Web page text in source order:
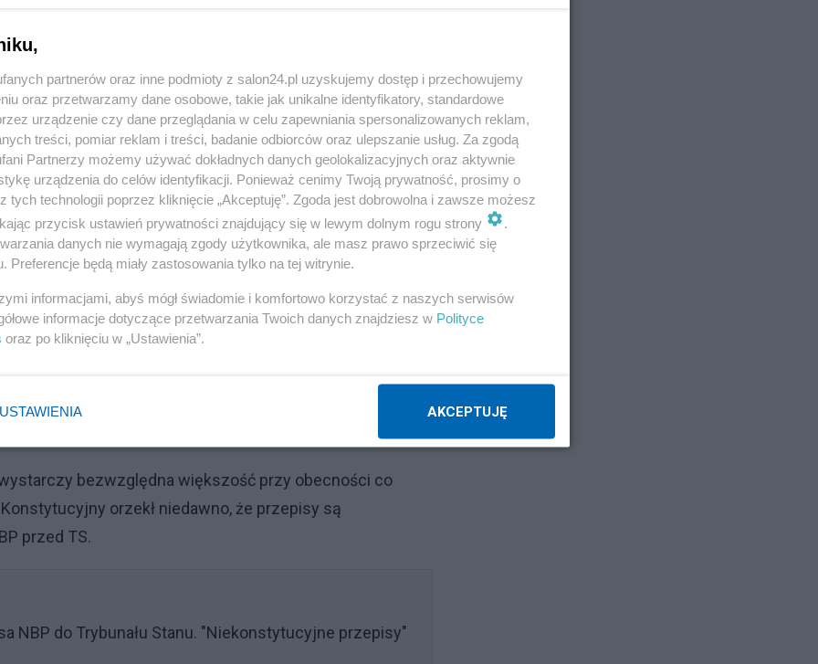
postawienia go przed Trybunał Stanu, co najmniej
państwa, "przez co zapewniał pośrednie finansowanie
kwocie co najmniej 144 miliardów złotych".
tzw. tarcz dla przedsiębiorców w pandemii. To
postawienie prezesa NBP przed Trybunałem Stanu godzi
o UE, a także pogłębi chaos konstytucyjny w
"Nie do tego zobowiązywała się dzisiejsza koalicja
bezwzględna większość przy obecności co
orzekł niedawno, że przepisy są
przed TS.
NBP do Trybunału Stanu. "Niekonstytucyjne przepisy"
partnerów oraz inne podmioty z salon24.pl uzyskujemy dostęp i przechowujemy
oraz przetwarzamy dane osobowe, takie jak unikalne identyfikatory, standardowe
urządzenie czy dane przeglądania w celu zapewniania spersonalizowanych reklam,
treści, pomiar reklam i treści, badanie odbiorców oraz ulepszanie usług. Za zgodą
Partnerzy możemy używać dokładnych danych geolokalizacyjnych oraz aktywnie
urządzenia do celów identyfikacji. Ponieważ cenimy Twoją prywatność, prosimy o
tych technologii poprzez kliknięcie „Akceptuję”. Zgoda jest dobrowolna i zawsze możesz
przycisk ustawień prywatności znajdujący się w lewym dolnym rogu strony
.
danych nie wymagają zgody użytkownika, ale masz prawo sprzeciwić się
Preferencje będą miały zastosowania tylko na tej witrynie.
informacjami, abyś mógł świadomie i komfortowo korzystać z naszych serwisów
informacje dotyczące przetwarzania Twoich danych znajdziesz w Polityce
oraz po kliknięciu w „Ustawienia”.
USTAWIENIA AKCEPTUJĘ